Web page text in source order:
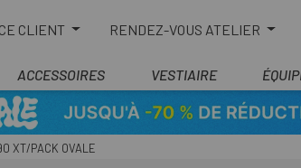
CLIENT RENDEZ-VOUS ATELIER
ACCESSOIRES VESTIAIRE
XT/PACK OVALE